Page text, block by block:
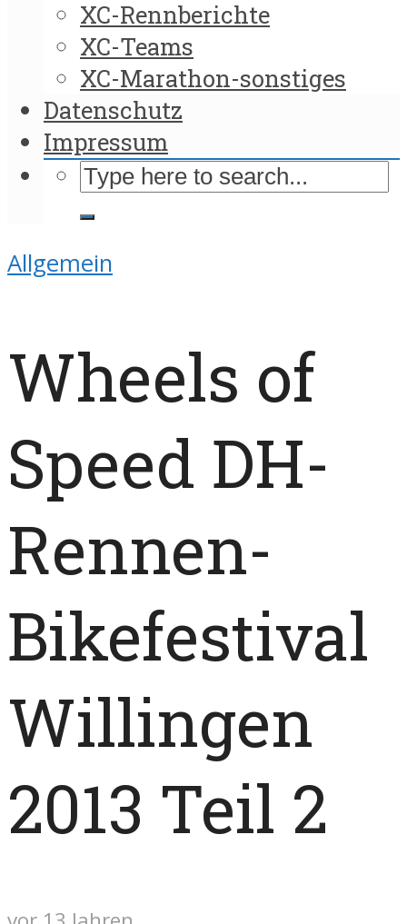
XC-Rennberichte
XC-Teams
XC-Marathon-sonstiges
Datenschutz
Impressum
Allgemein
Wheels of
Speed DH-
Rennen-
Bikefestival
Willingen
2013 Teil 2